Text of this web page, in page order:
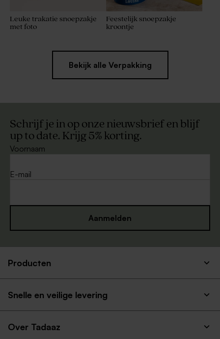
Leuke trakatie snoepzakje
met foto
Feestelijk snoepzakje
kroontje
Bekijk alle Verpakking
Schrijf je in op onze nieuwsbrief en blijf
up to date. Krijg 5% korting.
Voornaam
E-mail
Aanmelden
Producten
Snelle en veilige levering
Over Tadaaz